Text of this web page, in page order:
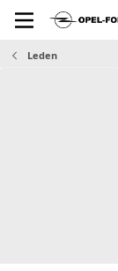
Leden